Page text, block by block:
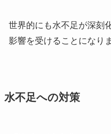
世界的にも水不足が深刻
影響を受けることになり
水不足への対策